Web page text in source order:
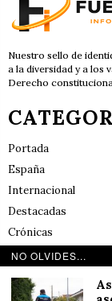
Nuestro sello de
a la diversidad y a los
Derecho
Portada
España
Internacional
Destacadas
Crónicas
Noticias de deportes
Reflexiones
NO OLVIDES...